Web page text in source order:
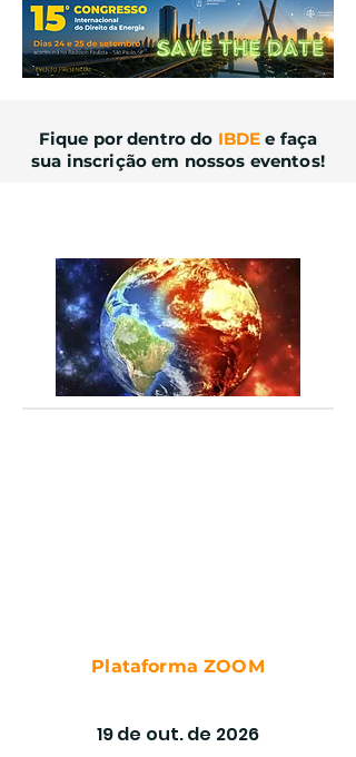
Fique por dentro do IBDE e faça
sua inscrição em nossos eventos!
Plataforma ZOOM
19 de out. de 2026